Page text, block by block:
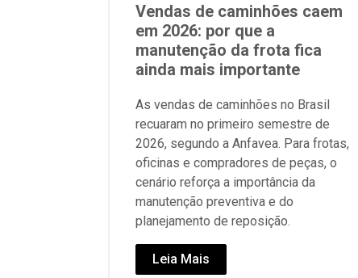
Vendas de caminhões caem
em 2026: por que a
manutenção da frota fica
ainda mais importante
As vendas de caminhões no Brasil
recuaram no primeiro semestre de
2026, segundo a Anfavea. Para frotas,
oficinas e compradores de peças, o
cenário reforça a importância da
manutenção preventiva e do
planejamento de reposição.
Leia Mais